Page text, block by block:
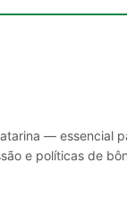
— essencial
e políticas de